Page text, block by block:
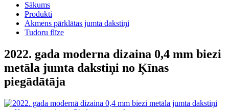
Sākums
Produkti
Akmens pārklātas jumta dakstiņi
Tudoru flīze
2022. gada moderna dizaina 0,4 mm biezi
metāla jumta dakstiņi no Ķīnas
piegādātāja